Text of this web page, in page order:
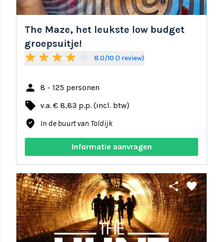
The Maze, het leukste low budget
groepsuitje!
star star star star 8.0/10 (1 review)
person 8 - 125 personen
local_offer v.a. € 8,83 p.p. (incl. btw)
where_to_vote In de buurt van Toldijk
Informatie aanvragen
share favorite